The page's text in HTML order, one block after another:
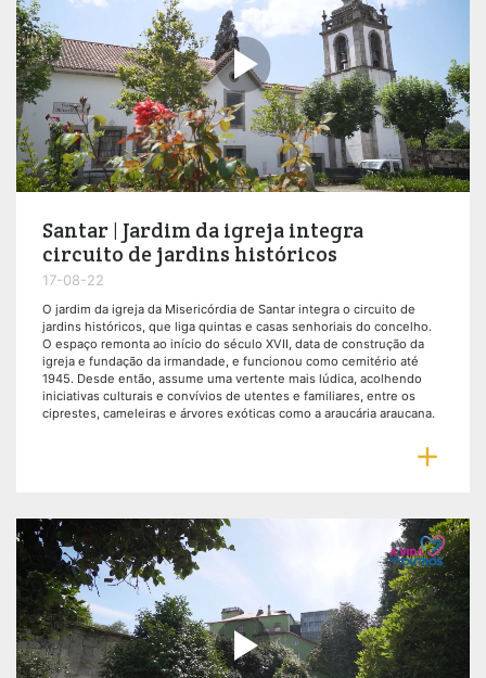

Santar | Jardim da igreja integra
circuito de jardins históricos
17-08-22
O jardim da igreja da Misericórdia de Santar integra o circuito de
jardins históricos, que liga quintas e casas senhoriais do concelho.
O espaço remonta ao início do século XVII, data de construção da
igreja e fundação da irmandade, e funcionou como cemitério até
1945. Desde então, assume uma vertente mais lúdica, acolhendo
iniciativas culturais e convívios de utentes e familiares, entre os
ciprestes, cameleiras e árvores exóticas como a araucária araucana.

